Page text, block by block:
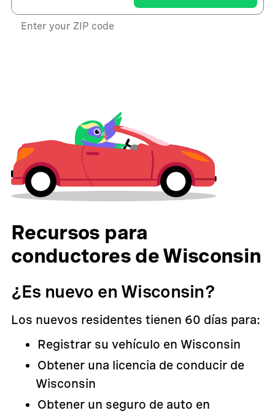
Enter your ZIP code
Recursos para
conductores de Wisconsin
¿Es nuevo en Wisconsin?
Los nuevos residentes tienen 60 días para:
Registrar su vehículo en Wisconsin
Obtener una licencia de conducir de
Wisconsin
Obtener un seguro de auto en